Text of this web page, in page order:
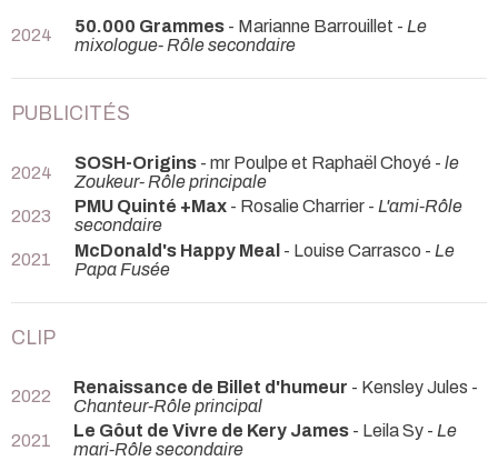
2024 50.000 Grammes - Marianne Barrouillet - Le
mixologue- Rôle secondaire
PUBLICITÉS
2024 SOSH-Origins - mr Poulpe et Raphaël Choyé - le
Zoukeur- Rôle principale
2023
PMU Quinté +Max - Rosalie Charrier - L'ami-Rôle
secondaire
2021
McDonald's Happy Meal - Louise Carrasco - Le
Papa Fusée
CLIP
2022 Renaissance de Billet d'humeur - Kensley Jules -
Chanteur-Rôle principal
2021
Le Gôut de Vivre de Kery James - Leila Sy - Le
mari-Rôle secondaire